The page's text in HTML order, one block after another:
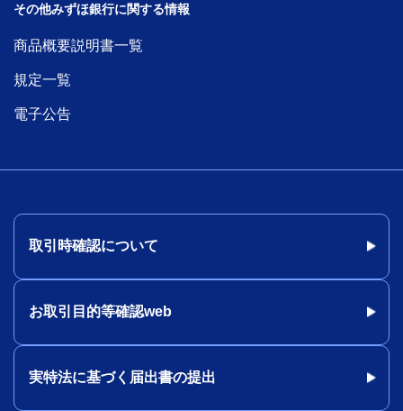
その他みずほ銀行に関する情報
商品概要説明書一覧
規定一覧
電子公告
取引時確認について
お取引目的等確認web
実特法に基づく届出書の提出